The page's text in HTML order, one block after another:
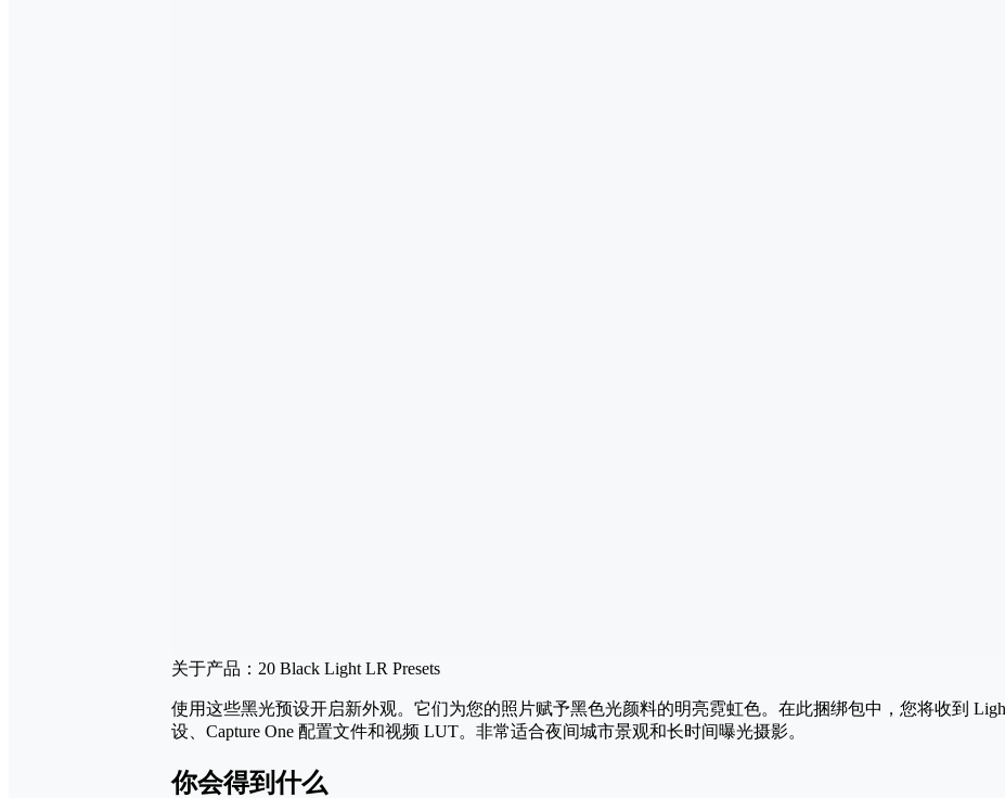
关于产品：20 Black Light LR Presets
使用这些黑光预设开启新外观。它们为您的照片赋予黑色光颜料的明亮霓虹色。在此捆绑包中，您将收到
设、Capture One 配置文件和视频 LUT。非常适合夜间城市景观和长时间曝光摄影。
你会得到什么